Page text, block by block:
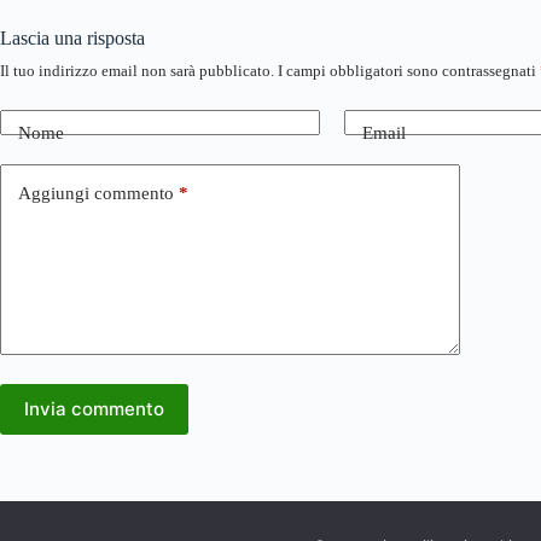
Lascia una risposta
Il tuo indirizzo email non sarà pubblicato. I campi obbligatori sono contrassegnati
Nome Email
Aggiungi commento *
Invia commento